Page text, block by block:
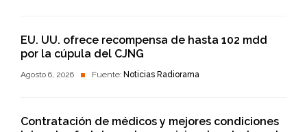
EU. UU. ofrece recompensa de hasta 102 mdd
por la cúpula del CJNG
Agosto 6, 2026 Fuente: Noticias Radiorama
Contratación de médicos y mejores condiciones